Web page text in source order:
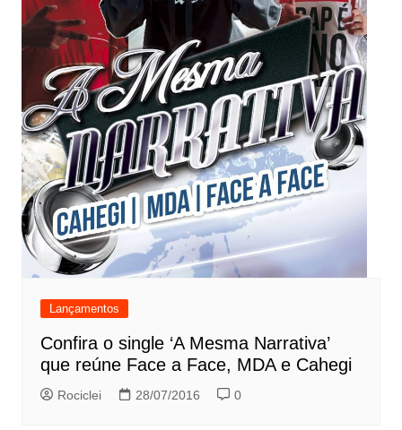
Lançamentos
Confira o single ‘A Mesma Narrativa’
que reúne Face a Face, MDA e Cahegi
Rociclei 28/07/2016 0